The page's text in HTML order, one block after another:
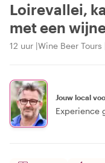
Loirevallei,
met een
12 uur Wine Beer Tours
Jouw local
Experience